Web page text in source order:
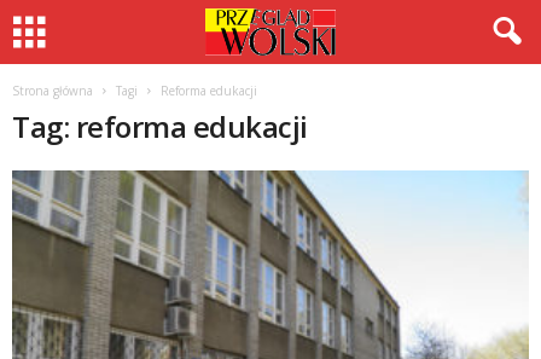
Strona główna Tagi Reforma edukacji
Tag: reforma edukacji